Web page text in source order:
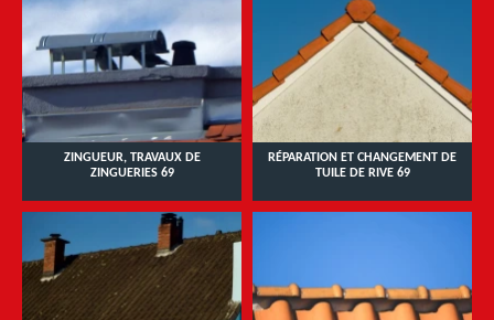
ZINGUEUR, TRAVAUX DE
ZINGUERIES 69
RÉPARATION ET CHANGEMENT DE
TUILE DE RIVE 69